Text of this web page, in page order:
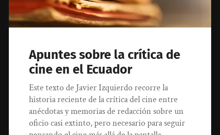
Apuntes sobre la crítica de
cine en el Ecuador
Este texto de Javier Izquierdo recorre la
historia reciente de la crítica del cine entre
anécdotas y memorias de redacción sobre un
oficio casi extinto, pero necesario para seguir